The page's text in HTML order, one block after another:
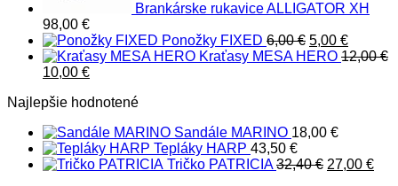
Brankárske rukavice ALLIGATOR XH
98,00 €
Ponožky FIXED 6,00€ Pôvodná
cena
5,00 €
cena
Kraťasy MESA HERO 12,00€
Pôvodná
bola:
10,00 €Aktuálna
je:
Najlepšie hodnotené
Sandále MARINO 18,00 €
Tepláky HARP 43,50 €
Tričko PATRICIA 32,40€ Pôvodná
27,00 €